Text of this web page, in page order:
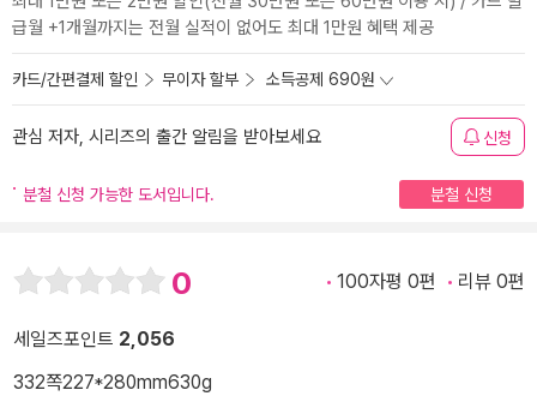
급월 +1개월까지는 전월 실적이 없어도 최대 1만원 혜택 제공
카드/간편결제 할인 무이자 할부 소득공제 690원
관심 저자, 시리즈의 출간 알림을 받아보세요 신청
분철 신청 가능한 도서입니다. 분철 신청
0 100자평 0편 리뷰 0편
세일즈포인트 2,056
332쪽227*280mm630g